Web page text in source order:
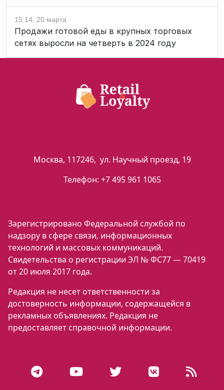
15:14, 20 марта
Продажи готовой еды в крупных торговых
сетях выросли на четверть в 2024 году
Москва, 117246, ул. Научный проезд, 19
Телефон: +7 495 961 1065
Зарегистрировано Федеральной службой по
надзору в сфере связи, информационных
технологий и массовых коммуникаций.
Свидетельства о регистрации ЭЛ № ФС77 — 70419
от 20 июля 2017 года.
Редакция не несет ответственности за
достоверность информации, содержащейся в
рекламных объявлениях. Редакция не
предоставляет справочной информации.